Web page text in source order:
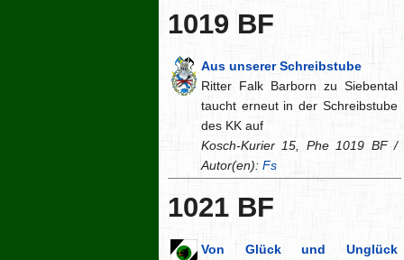
1019 BF
Aus unserer Schreibstube
Ritter Falk Barborn zu Siebental
taucht erneut in der Schreibstube
des KK auf
Kosch-Kurier 15, Phe 1019 BF /
Autor(en): Fs
1021 BF
Von Glück und Unglück